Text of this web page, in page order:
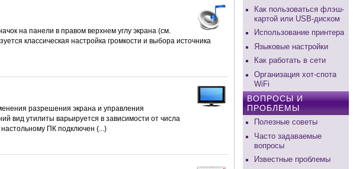
на панели в правом верхнем углу экрана (см.
классическая настройка громкости и выбора источника
разрешения экрана и управления
вид утилиты варьируется в зависимости от числа
ПК подключен (...)
Как пользоваться флэш-
картой или USB-диском
Использование принтера
Языковые настройки
Как работать в сети
Организация хот-спота
WiFi
ВОПРОСЫ И
ПРОБЛЕМЫ
Полезные советы
Часто задаваемые
вопросы
Известные проблемы